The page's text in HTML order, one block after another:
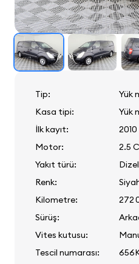
Tip:
Yük
Kasa tipi:
Yük
İlk kayıt:
2010
Motor:
2.5
Yakıt türü:
Dizel
Renk:
Kilometre:
272
Sürüş:
Vites kutusu:
Tescil numarası: